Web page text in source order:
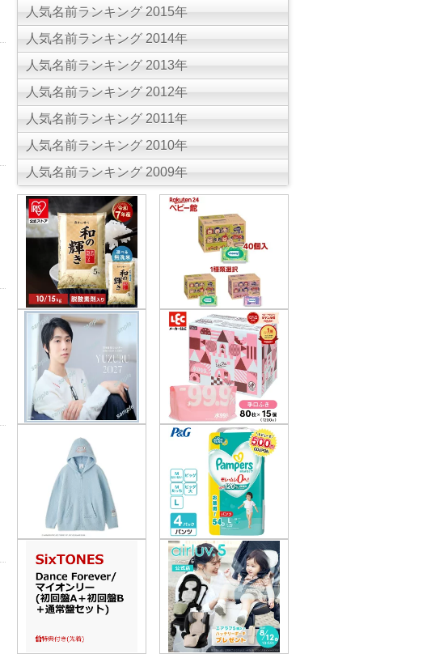
人気名前ランキング 2015年
人気名前ランキング 2014年
人気名前ランキング 2013年
人気名前ランキング 2012年
人気名前ランキング 2011年
人気名前ランキング 2010年
人気名前ランキング 2009年